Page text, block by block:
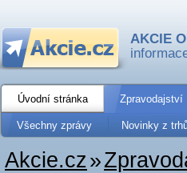
AKCIE
Úvodní stránka Zpravodajství
Všechny zprávy Novinky z
Akcie.cz»